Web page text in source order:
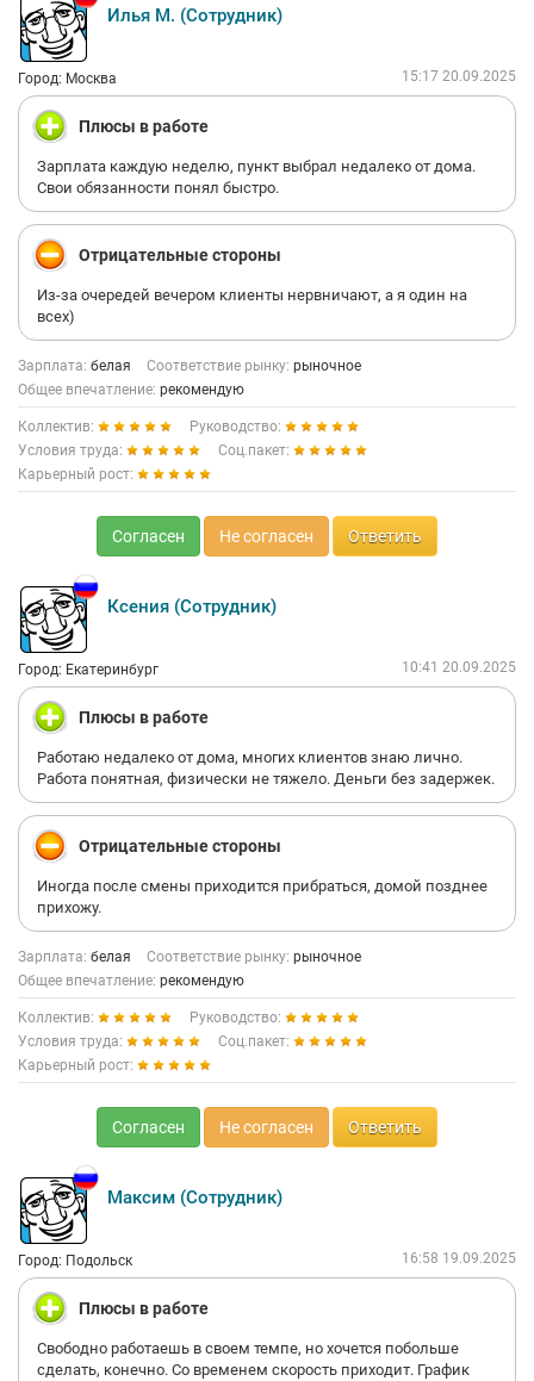
Илья М. (Сотрудник)
Город: Москва 15:17 20.09.2025
Плюсы в работе
Зарплата каждую неделю, пункт выбрал недалеко от дома.
Свои обязанности понял быстро.
Отрицательные стороны
Из-за очередей вечером клиенты нервничают, а я один на
всех)
Зарплата: белая Соответствие рынку: рыночное
Общее впечатление: рекомендую
Коллектив:
Руководство:
Условия труда:
Соц.пакет:
Карьерный рост:
Согласен Не согласен Ответить
Ксения (Сотрудник)
Город: Екатеринбург 10:41 20.09.2025
Плюсы в работе
Работаю недалеко от дома, многих клиентов знаю лично.
Работа понятная, физически не тяжело. Деньги без задержек.
Отрицательные стороны
Иногда после смены приходится прибраться, домой позднее
прихожу.
Зарплата: белая Соответствие рынку: рыночное
Общее впечатление: рекомендую
Коллектив:
Руководство:
Условия труда:
Соц.пакет:
Карьерный рост:
Согласен Не согласен Ответить
Максим (Сотрудник)
Город: Подольск 16:58 19.09.2025
Плюсы в работе
Свободно работаешь в своем темпе, но хочется побольше
сделать, конечно. Со временем скорость приходит. График